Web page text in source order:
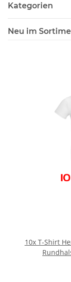
Kategorien
Neu im
10x T-Shirt